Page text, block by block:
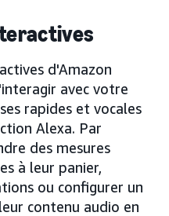
d'Amazon
avec votre
rapides et vocales
Alexa. Par
des mesures
à leur panier,
ou configurer un
contenu audio en